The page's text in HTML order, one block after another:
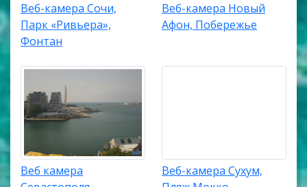
Веб-камера Сочи,
Парк «Ривьера»,
Фонтан
Веб-камера Новый
Афон, Побережье
Веб камера
Веб-камера Сухум,